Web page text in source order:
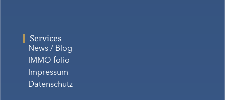
Services
News / Blog
IMMO folio
Impressum
Datenschutz